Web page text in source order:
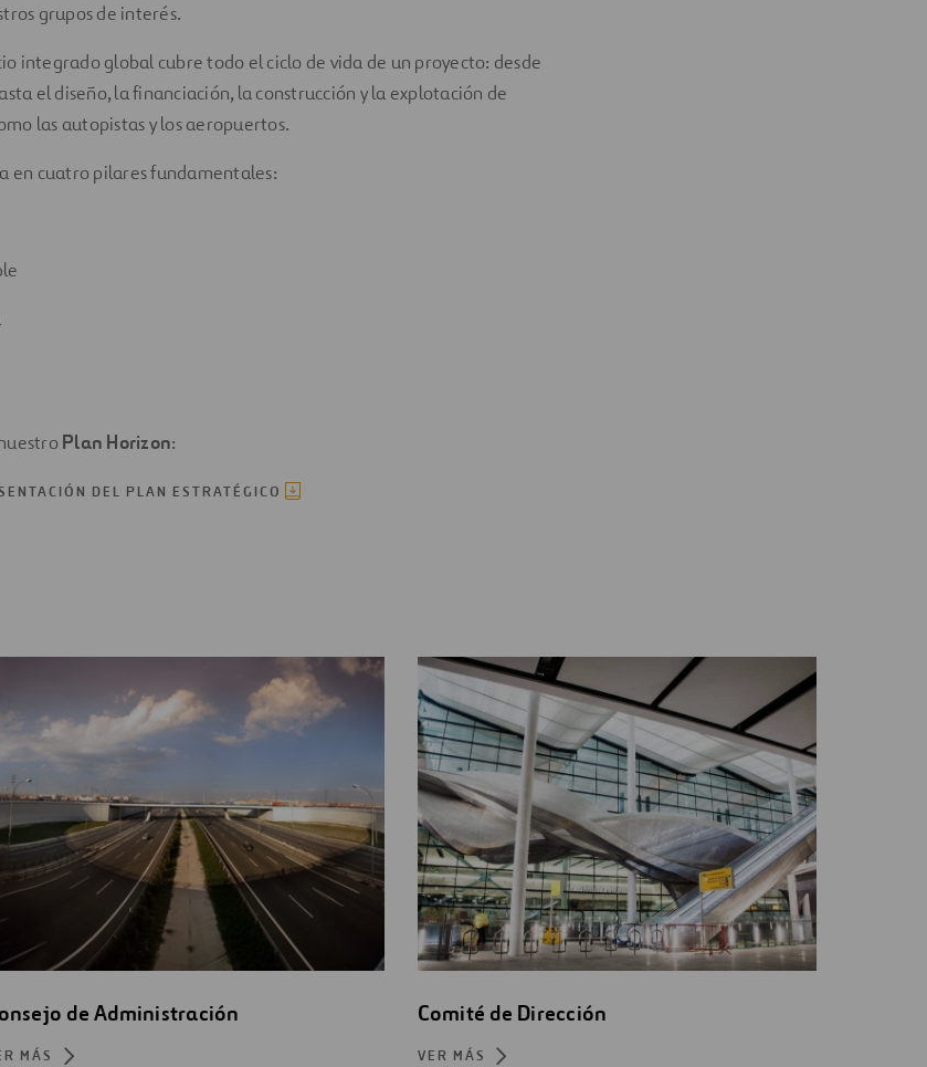
grupos de interés.
integrado global cubre todo el ciclo de vida de un proyecto: desde
el diseño, la financiación, la construcción y la explotación de
las autopistas y los aeropuertos.
en cuatro pilares fundamentales:
Plan Horizon:
DEL PLAN ESTRATÉGICO
de Administración
MÁS
Comité de Dirección
VER MÁS